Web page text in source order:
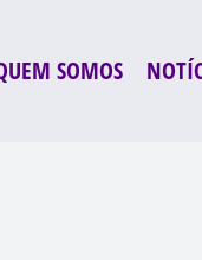
SOMOS